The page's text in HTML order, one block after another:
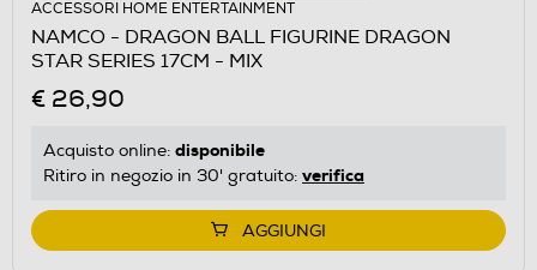
ACCESSORI HOME ENTERTAINMENT
NAMCO - DRAGON BALL FIGURINE DRAGON
STAR SERIES 17CM - MIX
€ 26,90
Acquisto online: disponibile
Ritiro in negozio in 30' gratuito: verifica
AGGIUNGI